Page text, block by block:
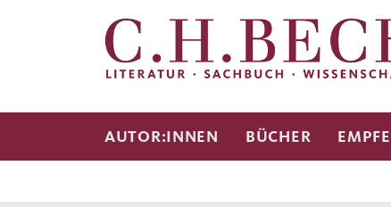
AUTOR:INNEN BÜCHER